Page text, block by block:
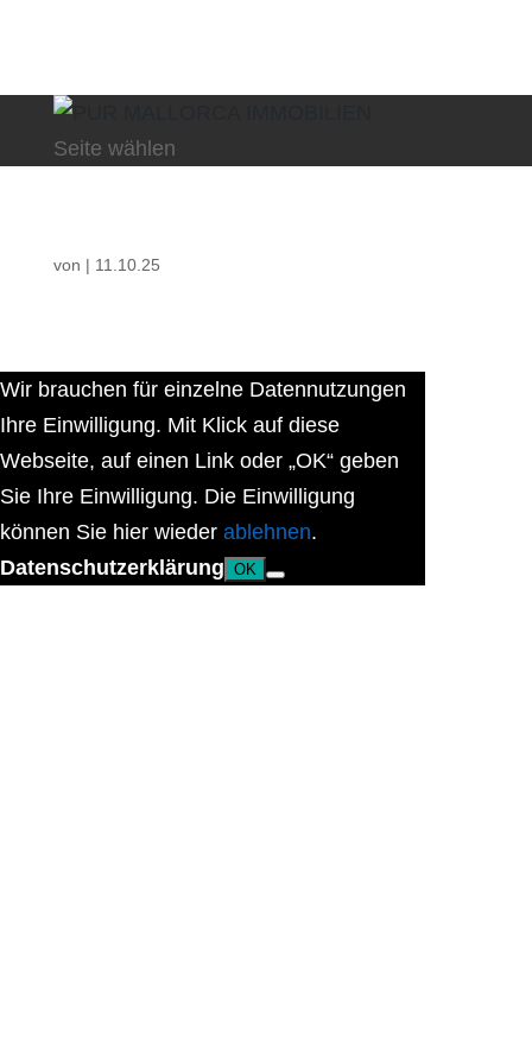
Seite wählen
von | 11.10.25
Wir brauchen für einzelne Datennutzungen
Ihre Einwilligung. Mit Klick auf diese
Webseite, auf einen Link oder „OK“ geben
Sie Ihre Einwilligung. Die Einwilligung
können Sie hier wieder ablehnen.
Datenschutzerklärung OK